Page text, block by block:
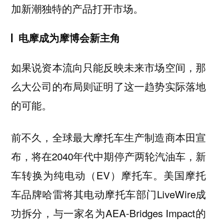
加新潮独特的产品打开市场。
电摩成为摩博会新主角
如果说资本流向只能反映未来市场空间，那
么大公司的布局则证明了这一趋势实际落地
的可能。
前不久，全球最大摩托车生产制造商本田宣
布，将在2040年代中期停产两轮汽油车，新
车转换为纯电动（EV）摩托车。美国摩托
车品牌哈雷将其电动摩托车部门LiveWire成
功拆分，与一家名为AEA-Bridges Impact的